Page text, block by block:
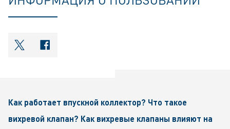
shareOntwitter
shareOnfacebook
Как работает впускной коллектор? Что такое
вихревой клапан? Как вихревые клапаны влияют на